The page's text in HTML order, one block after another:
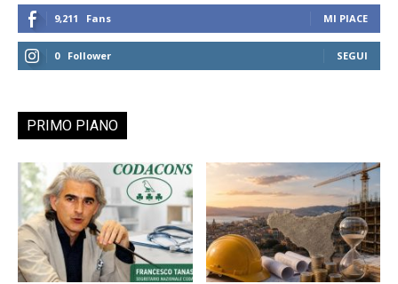
9,211 Fans MI PIACE
0 Follower SEGUI
PRIMO PIANO